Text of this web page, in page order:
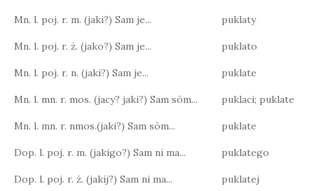
Mn. l. poj. r. m. (jaki?) Sam je... puklaty
Mn. l. poj. r. ż. (jako?) Sam je... puklato
Mn. l. poj. r. n. (jaki?) Sam je... puklate
Mn. l. mn. r. mos. (jacy? jaki?) Sam sōm... puklaci; puklate
Mn. l. mn. r. nmos.(jaki?) Sam sōm... puklate
Dop. l. poj. r. m. (jakigo?) Sam ni ma... puklatego
Dop. l. poj. r. ż. (jakij?) Sam ni ma... puklatej